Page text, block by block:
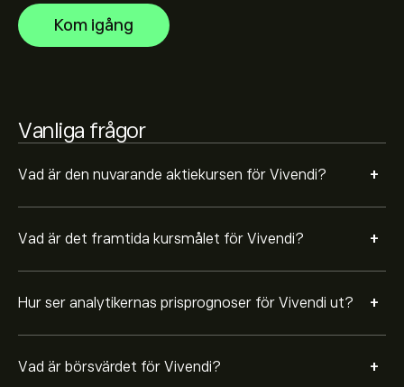
Kom igång
Vanliga frågor
Vad är den nuvarande aktiekursen för Vivendi? +
Vad är det framtida kursmålet för Vivendi? +
Hur ser analytikernas prisprognoser för Vivendi ut? +
Vad är börsvärdet för Vivendi? +